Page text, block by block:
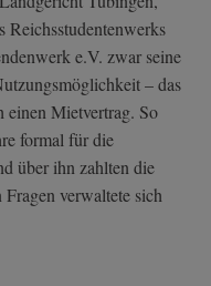
Reichsstudentenwerks
e.V. zwar seine
– das
einen Mietvertrag. So
formal für die
über ihn zahlten die
verwaltete sich